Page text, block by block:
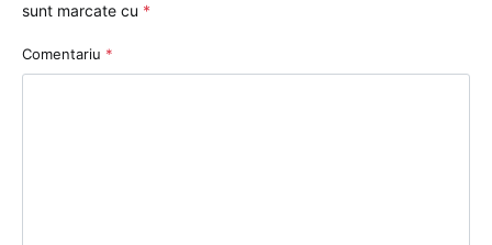
sunt marcate cu *
Comentariu *